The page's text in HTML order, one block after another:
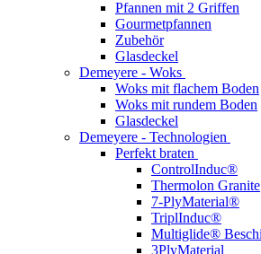
Pfannen mit 2 Griffen
Gourmetpfannen
Zubehör
Glasdeckel
Demeyere - Woks
Woks mit flachem Boden
Woks mit rundem Boden
Glasdeckel
Demeyere - Technologien
Perfekt braten
ControlInduc®
Thermolon Granite
7-PlyMaterial®
TriplInduc®
Multiglide®
3PlyMaterial